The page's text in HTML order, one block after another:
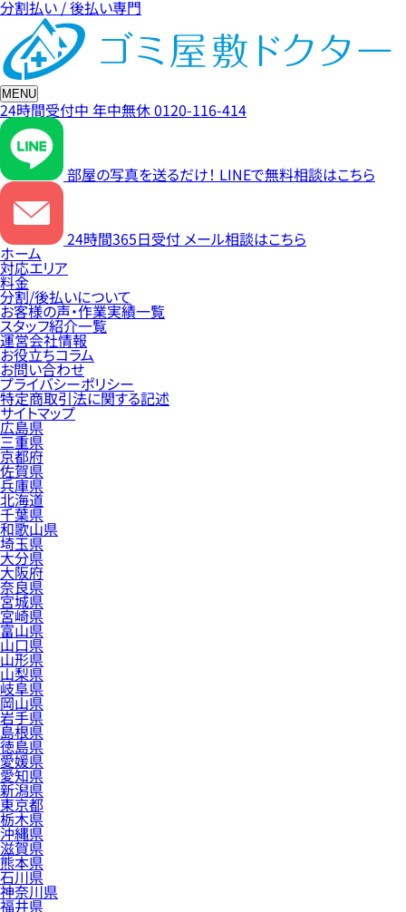
分割払い / 後払い専門
MENU
24時間受付中 年中無休0120-116-414
部屋の写真を送るだけ！ LINEで無料相談はこちら
24時間365日受付 メール相談はこちら
ホーム
対応エリア
料金
分割/後払いについて
お客様の声・作業実績一覧
スタッフ紹介一覧
運営会社情報
お役立ちコラム
お問い合わせ
プライバシーポリシー
特定商取引法に関する記述
サイトマップ
広島県
三重県
京都府
佐賀県
兵庫県
北海道
千葉県
和歌山県
埼玉県
大分県
大阪府
奈良県
宮城県
宮崎県
富山県
山口県
山形県
山梨県
岐阜県
岡山県
岩手県
島根県
徳島県
愛媛県
愛知県
新潟県
東京都
栃木県
沖縄県
滋賀県
熊本県
石川県
神奈川県
福井県